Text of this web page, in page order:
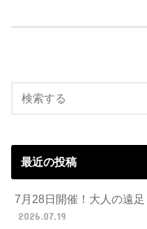
最近の投稿
7月28日開催！大人の遠
2026.07.19